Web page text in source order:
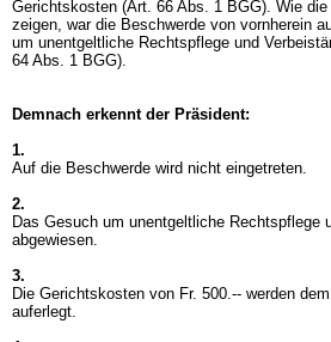
Gerichtskosten (Art. 66 Abs. 1 BGG). Wie die
zeigen, war die Beschwerde von vornherein
um unentgeltliche Rechtspflege und
64 Abs. 1 BGG).
Demnach erkennt der Präsident:
1.
Auf die Beschwerde wird nicht eingetreten.
2.
Das Gesuch um unentgeltliche Rechtspflege
abgewiesen.
3.
Die Gerichtskosten von Fr. 500.-- werden
auferlegt.